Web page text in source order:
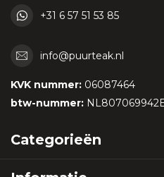
+31 6 57 51 53 85
info@puurteak.nl
KVK nummer: 06087464
btw-nummer:
Categorieën